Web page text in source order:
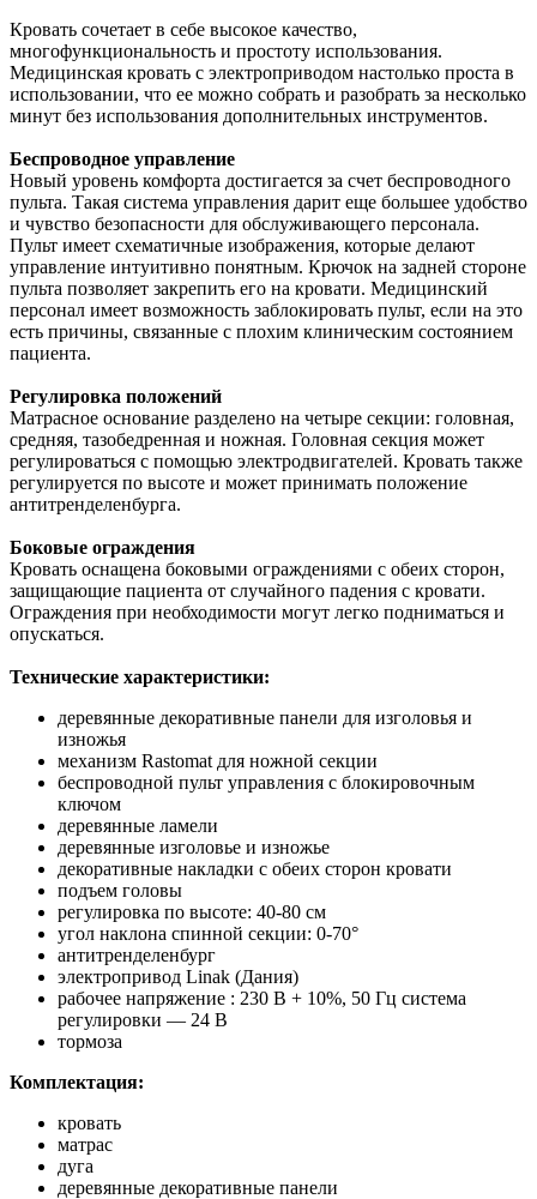
Кровать сочетает в себе высокое качество,
многофункциональность и простоту использования.
Медицинская кровать с электроприводом настолько проста в
использовании, что ее можно собрать и разобрать за несколько
минут без использования дополнительных инструментов.
Беспроводное управление
Новый уровень комфорта достигается за счет беспроводного
пульта. Такая система управления дарит еще большее удобство
и чувство безопасности для обслуживающего персонала.
Пульт имеет схематичные изображения, которые делают
управление интуитивно понятным. Крючок на задней стороне
пульта позволяет закрепить его на кровати. Медицинский
персонал имеет возможность заблокировать пульт, если на это
есть причины, связанные с плохим клиническим состоянием
пациента.
Регулировка положений
Матрасное основание разделено на четыре секции: головная,
средняя, тазобедренная и ножная. Головная секция может
регулироваться с помощью электродвигателей. Кровать также
регулируется по высоте и может принимать положение
антитренделенбурга.
Боковые ограждения
Кровать оснащена боковыми ограждениями с обеих сторон,
защищающие пациента от случайного падения с кровати.
Ограждения при необходимости могут легко подниматься и
опускаться.
Технические характеристики:
деревянные декоративные панели для изголовья и
изножья
механизм Rastomat для ножной секции
беспроводной пульт управления с блокировочным
ключом
деревянные ламели
деревянные изголовье и изножье
декоративные накладки с обеих сторон кровати
подъем головы
регулировка по высоте: 40-80 см
угол наклона спинной секции: 0-70°
антитренделенбург
электропривод Linak (Дания)
рабочее напряжение : 230 В + 10%, 50 Гц система
регулировки — 24 В
тормоза
Комплектация:
кровать
матрас
дуга
деревянные декоративные панели